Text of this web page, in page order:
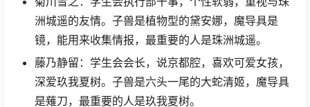
洲城遥的友情。子兽是植物型的黛安娜，魔导具是
镜，能用来收集情报，最重要的人是珠洲城遥。
藤乃静留：学生会会长，说京都腔，喜欢可爱女孩，
深爱玖我夏树。子兽是六头一尾的大蛇清姬，魔导具
是薙刀，最重要的人是玖我夏树。